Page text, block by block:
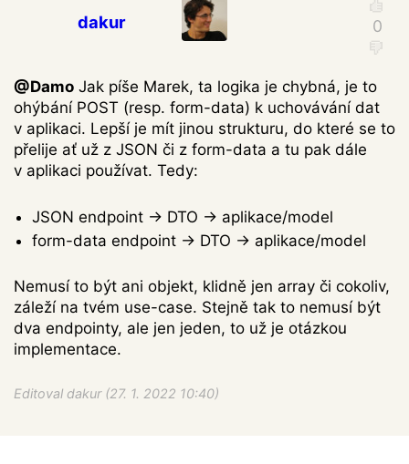
dakur
@Damo Jak píše Marek, ta logika je chybná, je to
ohýbání POST (resp. form-data) k uchovávání dat
v aplikaci. Lepší je mít jinou strukturu, do které se to
přelije ať už z JSON či z form-data a tu pak dále
v aplikaci používat. Tedy:
JSON endpoint → DTO → aplikace/model
form-data endpoint → DTO → aplikace/model
Nemusí to být ani objekt, klidně jen array či cokoliv,
záleží na tvém use-case. Stejně tak to nemusí být
dva endpointy, ale jen jeden, to už je otázkou
implementace.
Editoval dakur (27. 1. 2022 10:40)